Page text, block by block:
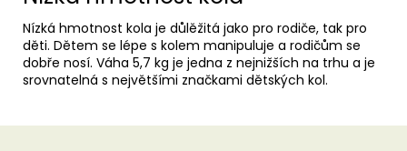
Nízká hmotnost kola je důlěžitá jako pro rodiče, tak pro
děti. Dětem se lépe s kolem manipuluje a rodičům se
dobře nosí. Váha 5,7 kg je jedna z nejnižších na trhu a je
srovnatelná s největšími značkami dětských kol.